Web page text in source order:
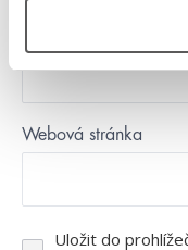
Webová stránka
Uložit do